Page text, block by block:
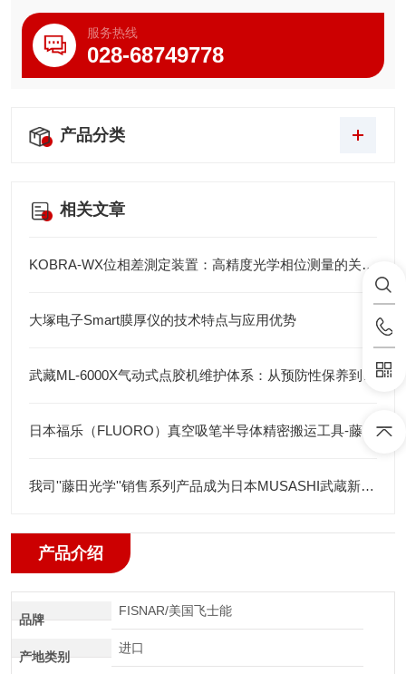
服务热线
028-68749778
产品分类
相关文章
KOBRA-WX位相差測定装置：高精度光学相位测量的关键技术解析
大塚电子Smart膜厚仪的技术特点与应用优势
我司''藤田光学''销售系列产品成为日本MUSASHI武蔵新的代理店
产品介绍
品牌
FISNAR/美国飞士能
产地类别
进口